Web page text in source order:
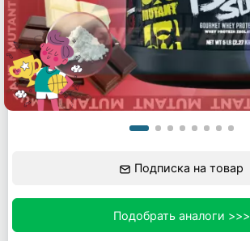
Подписка на товар
Подобрать аналоги >>>